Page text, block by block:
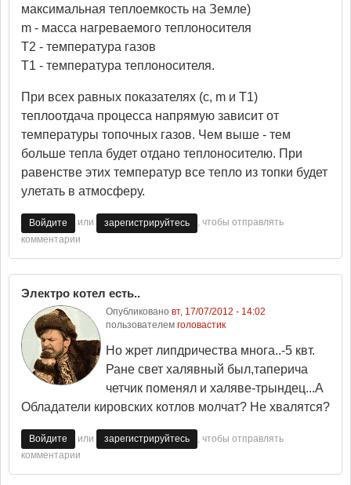
максимальная теплоемкость на Земле)
m - масса нагреваемого теплоносителя
Т2 - температура газов
Т1 - температура теплоносителя.
При всех равных показателях (с, m и Т1)
теплоотдача процесса напрямую зависит от
температуры топочных газов. Чем выше - тем
больше тепла будет отдано теплоносителю. При
равенстве этих температур все тепло из топки будет
улетать в атмосферу.
Войдите или зарегистрируйтесь
, чтобы отправлять
комментарии
Электро котел есть..
Опубликовано вт, 17/07/2012 - 14:02
пользователем головастик
Но жрет липдричества многа..-5 квт.
Ране свет халявный был,таперича
четчик поменял и халяве-трындец...А
Обладатели кировских котлов молчат? Не хвалятся?
Войдите или зарегистрируйтесь
, чтобы отправлять
комментарии